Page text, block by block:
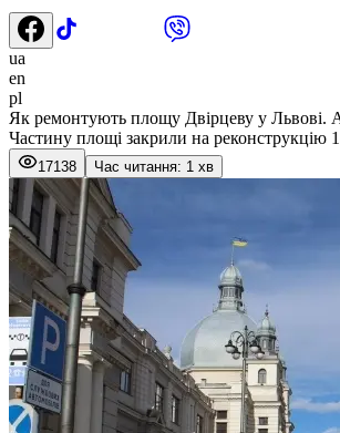
ua
en
pl
Як ремонтують площу Двірцеву у Львові.
Частину площі закрили на реконструкцію
17138 Час читання: 1 хв